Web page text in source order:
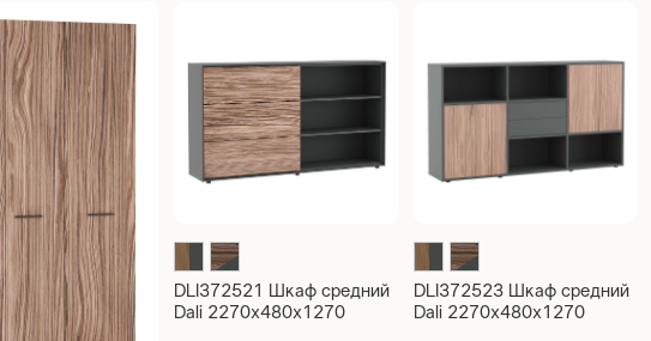
DLI372521 Шкаф средний
Dali 2270x480x1270
DLI372523 Шкаф средний
Dali 2270x480x1270